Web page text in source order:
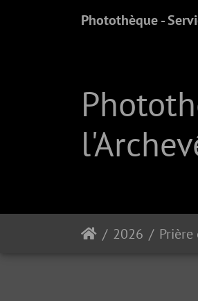
Photothèque -
2026